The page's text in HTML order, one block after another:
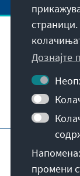
Адреса
Контакт
Посетете
Главна
Заштита
Дознајте
промени